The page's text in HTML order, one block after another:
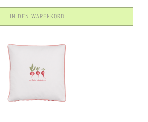
IN DEN WARENKORB